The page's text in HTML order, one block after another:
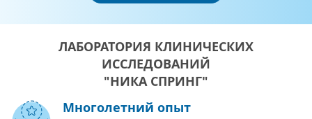
ЛАБОРАТОРИЯ КЛИНИЧЕСКИХ
ИССЛЕДОВАНИЙ
"НИКА СПРИНГ"
Многолетний опыт